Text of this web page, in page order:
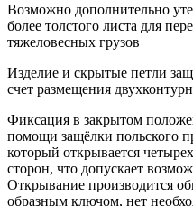
Возможно дополнительно
более толстого листа для
тяжеловесных грузов
Изделие и скрытые петли
счет размещения
Фиксация в закрытом
помощи защёлки польского
который открывается
сторон, что допускает
Открывание производится
образным ключом, нет